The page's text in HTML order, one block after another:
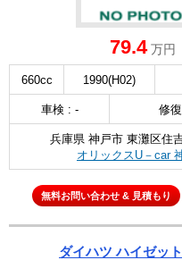
79.4万円
660cc 1990(H02)
車検 : - 修
兵庫県 神戸市 東灘区住
オリックスU－car
無料お問い合わせ & 見積もり
ダイハツ ハイゼッ